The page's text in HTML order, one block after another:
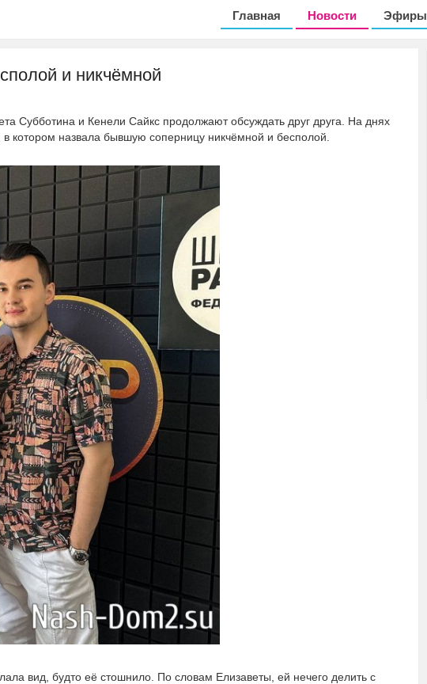
Главная Новости Эфиры
и никчёмной
Субботина и Кенели Сайкс продолжают обсуждать друг друга. На днях
котором назвала бывшую соперницу никчёмной и бесполой.
вид, будто её стошнило. По словам Елизаветы, ей нечего делить с